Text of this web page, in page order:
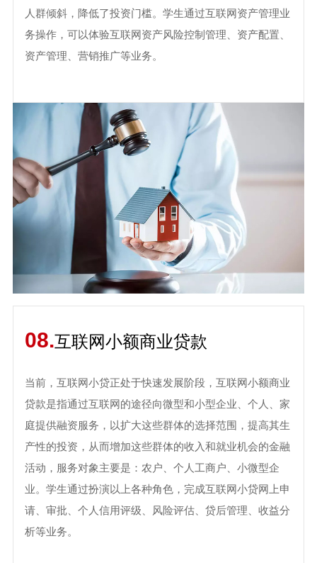
人群倾斜，降低了投资门槛。学生通过互联网资产管理业
务操作，可以体验互联网资产风险控制管理、资产配置、
资产管理、营销推广等业务。
08.互联网小额商业贷款
当前，互联网小贷正处于快速发展阶段，互联网小额商业
贷款是指通过互联网的途径向微型和小型企业、个人、家
庭提供融资服务，以扩大这些群体的选择范围，提高其生
产性的投资，从而增加这些群体的收入和就业机会的金融
活动，服务对象主要是：农户、个人工商户、小微型企
业。学生通过扮演以上各种角色，完成互联网小贷网上申
请、审批、个人信用评级、风险评估、贷后管理、收益分
析等业务。